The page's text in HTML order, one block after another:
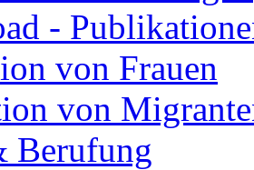
-
von Frauen
von
Berufung